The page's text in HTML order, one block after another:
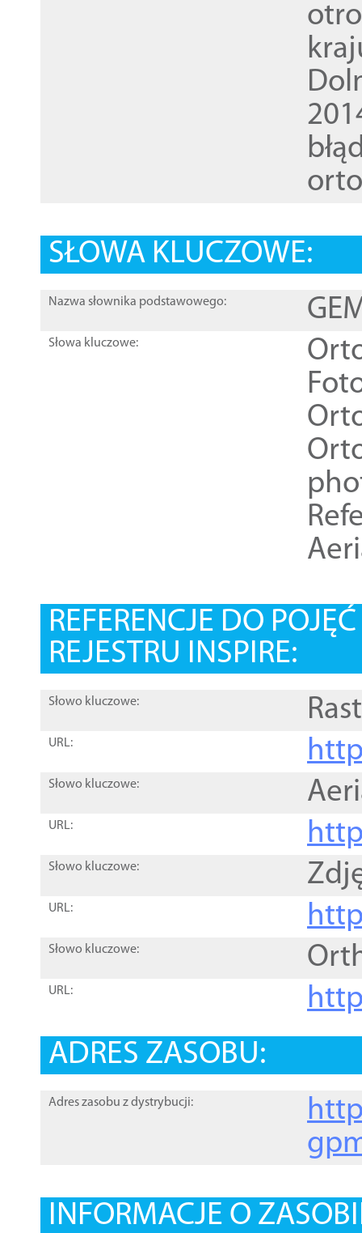
SŁOWA KLUCZOWE:
Nazwa słownika podstawowego:
Słowa kluczowe:
REFERENCJE DO
REJESTRU INSPIRE:
Słowo kluczowe:
URL:
Słowo kluczowe:
URL:
Słowo kluczowe:
URL:
Słowo kluczowe:
URL:
ADRES ZASOBU:
Adres zasobu z dystrybucji:
INFORMACJE O